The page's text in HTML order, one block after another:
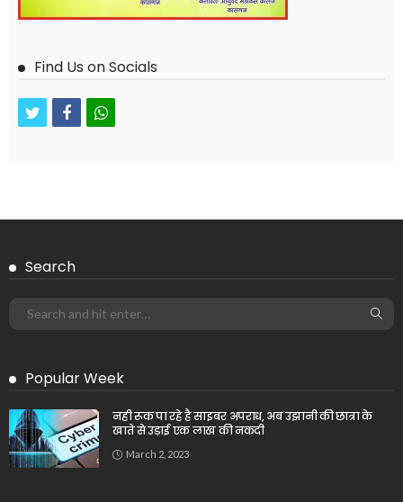
Find Us on Socials
twitterfacebookwhatsapp
Search
Popular Week
नही रूक पा रहे है साइबर अपराध, अब उझानी की छात्रा के
खाते से उड़ाई एक लाख की नकदी
March 2, 2023